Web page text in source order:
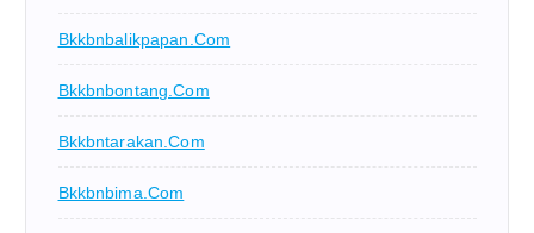
Bkkbnbalikpapan.com
Bkkbnbontang.com
Bkkbntarakan.com
Bkkbnbima.com